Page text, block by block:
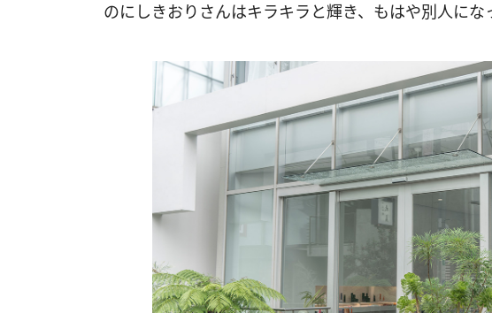
のにしきおりさんはキラキラと輝き、もはや別人にな